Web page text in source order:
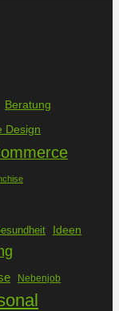
Beratung
Design
Ideen
Nebenjob